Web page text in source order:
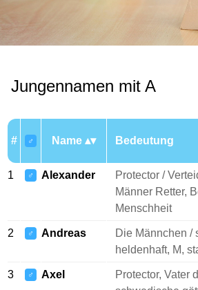
Jungennamen mit A
# ♂ Name Bedeutung
1 ♂ Alexander
Protector /
Männer Retter,
Menschheit
2 ♂ Andreas
Die Männchen /
heldenhaft, M,
3 ♂ Axel
Protector, Vater